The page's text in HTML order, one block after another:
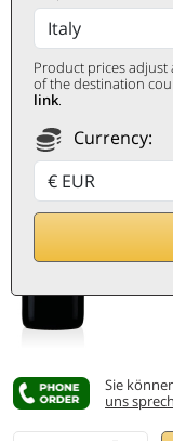
Product prices
of the destination
link.
Currency:
CASTELLO DI AMA
0,75 ℓ
Sie
uns